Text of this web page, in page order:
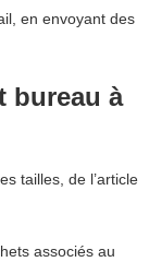
en envoyant des
bureau à
tailles, de l’article
associés au